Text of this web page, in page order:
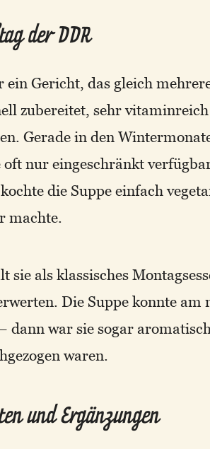
der DDR
ein Gericht, das gleich
zubereitet, sehr
Gerade in den
oft nur eingeschränkt
die Suppe einfach
machte.
sie als klassisches
Die Suppe konnte am
dann war sie sogar
waren.
und Ergänzungen